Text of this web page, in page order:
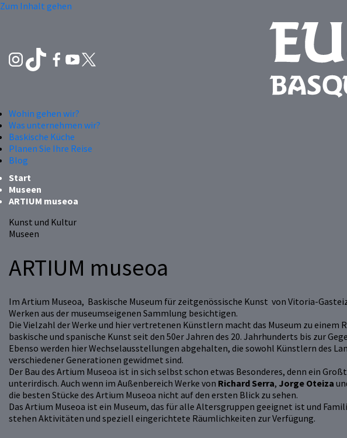
Zum Inhalt gehen
Wohin gehen wir?
Was unternehmen wir?
Baskische Küche
Planen Sie Ihre Reise
Blog
Start
Museen
ARTIUM museoa
Kunst und Kultur
Museen
ARTIUM museoa
Im Artium Museoa, Baskische Museum für zeitgenössische Kunst von Vitoria-
Werken aus der museumseigenen Sammlung besichtigen.
Die Vielzahl der Werke und hier vertretenen Künstlern macht das Museum zu einem
baskische und spanische Kunst seit den 50er Jahren des 20. Jahrhunderts bis zur
Ebenso werden hier Wechselausstellungen abgehalten, die sowohl Künstlern des
verschiedener Generationen gewidmet sind.
Der Bau des Artium Museoa ist in sich selbst schon etwas Besonderes, denn ein
unterirdisch. Auch wenn im Außenbereich Werke von Richard Serra, Jorge Oteiza
die besten Stücke des Artium Museoa nicht auf den ersten Blick zu sehen.
Das Artium Museoa ist ein Museum, das für alle Altersgruppen geeignet ist und
stehen Aktivitäten und speziell eingerichtete Räumlichkeiten zur Verfügung.